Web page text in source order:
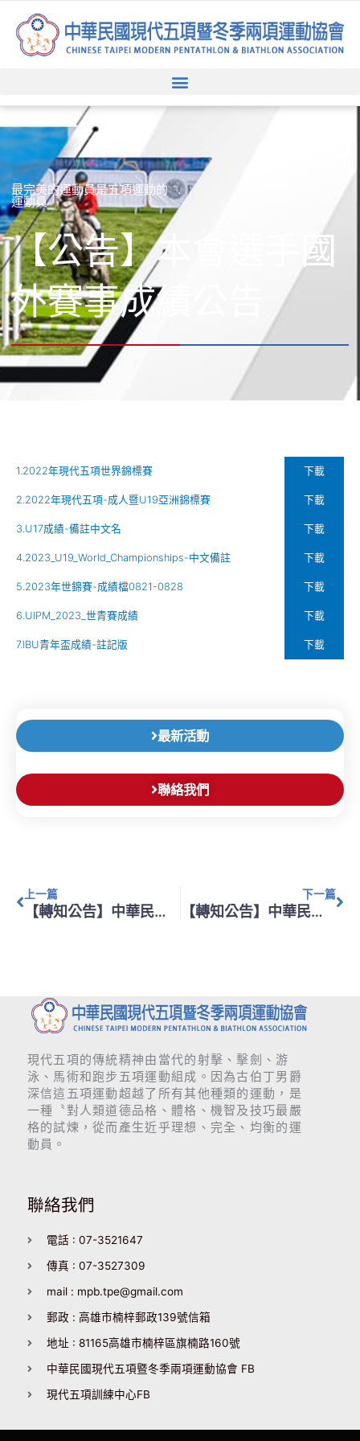
最完美的運動員是五項運動的
運動員
【公告】本會選手國
外賽事成績公告
1.2022年現代五項世界錦標賽 下載
2.2022年現代五項-成人暨U19亞洲錦標賽 下載
3.U17成績-備註中文名 下載
4.2023_U19_World_Championships-中文備註 下載
5.2023年世錦賽-成績檔0821-0828 下載
6.UIPM_2023_世青賽成績 下載
7.IBU青年盃成績-註記版 下載
最新活動
聯絡我們
上一篇
【轉知公告】中華民國運動總會辦理 「「112 年教練暨裁判增能進修研習會（第14梯次）」
下一篇
【轉知公告】中華民國運動總會辦理 「112年教練暨裁判增能進修研習會（第15梯次）」
現代五項的傳統精神由當代的射擊、擊劍、游
泳、馬術和跑步五項運動組成。因為古伯丁男爵
深信這五項運動超越了所有其他種類的運動，是
一種〝對人類道德品格、體格、機智及技巧最嚴
格的試煉，從而產生近乎理想、完全、均衡的運
動員。
聯絡我們
電話 : 07-3521647
傳真 : 07-3527309
mail : mpb.tpe@gmail.com
郵政 : 高雄市楠梓郵政139號信箱
地址 : 81165高雄市楠梓區旗楠路160號
中華民國現代五項暨冬季兩項運動協會 FB
現代五項訓練中心FB